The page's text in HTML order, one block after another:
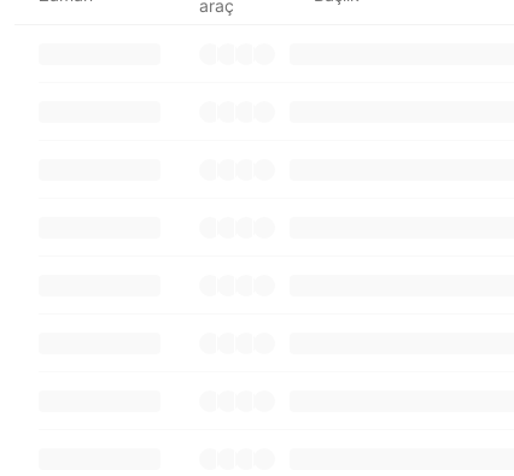
araç